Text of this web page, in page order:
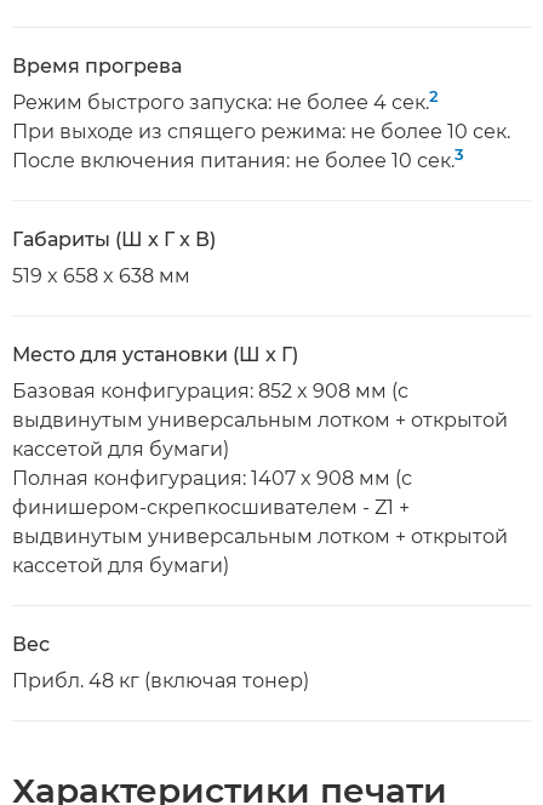
Время прогрева
Режим быстрого запуска: не более 4 сек.2
При выходе из спящего режима: не более 10 сек.
После включения питания: не более 10 сек.3
Габариты (Ш x Г x В)
519 x 658 x 638 мм
Место для установки (Ш x Г)
Базовая конфигурация: 852 x 908 мм (с
выдвинутым универсальным лотком + открытой
кассетой для бумаги)
Полная конфигурация: 1407 x 908 мм (с
финишером-скрепкосшивателем - Z1 +
выдвинутым универсальным лотком + открытой
кассетой для бумаги)
Вес
Прибл. 48 кг (включая тонер)
Характеристики печати